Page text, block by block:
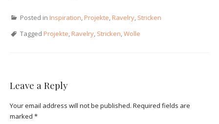
Posted in Inspiration, Projekte, Ravelry, Stricken
Tagged Projekte, Ravelry, Stricken,Wolle
Leave a Reply
Your email address will not be published. Required fields are
marked *